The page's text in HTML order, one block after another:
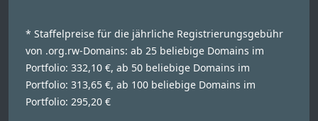
* Staffelpreise für die jährliche Registrierungsgebühr
von .org.rw-Domains: ab 25 beliebige Domains im
Portfolio: 332,10 €, ab 50 beliebige Domains im
Portfolio: 313,65 €, ab 100 beliebige Domains im
Portfolio: 295,20 €